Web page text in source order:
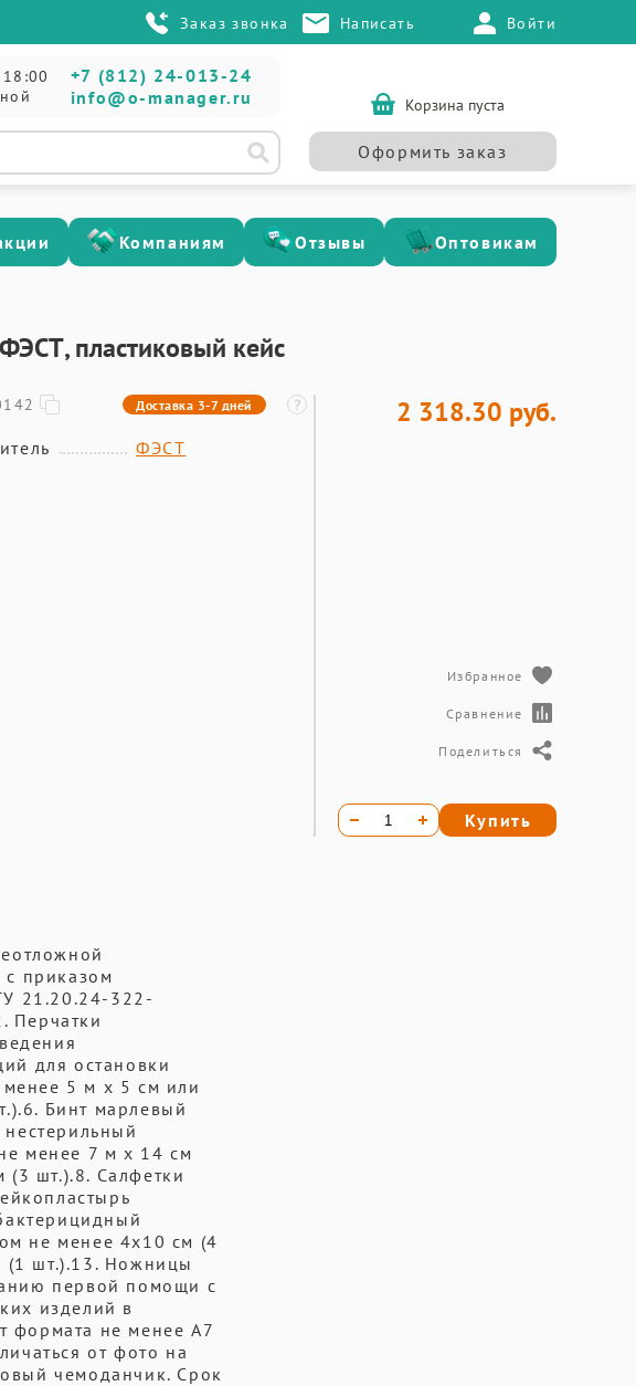
Заказ звонка Написать Войти
+7 (812) 24-013-24
info@o-manager.ru
Корзина пуста
Оформить заказ
Компаниям Отзывы Оптовикам
пластиковый кейс
Доставка 3-7 дней
ФЭСТ
приказом
21.20.24-322-
Перчатки
для остановки
5 м х 5 см или
Бинт марлевый
менее 7 м х 14 см
шт.).8. Салфетки
не менее 4х10 см (4
(1 шт.).13. Ножницы
первой помощи с
изделий в
формата не менее A7
от фото на
чемоданчик. Срок
2 318.30 руб.
Избранное
Сравнение
Поделиться
Купить